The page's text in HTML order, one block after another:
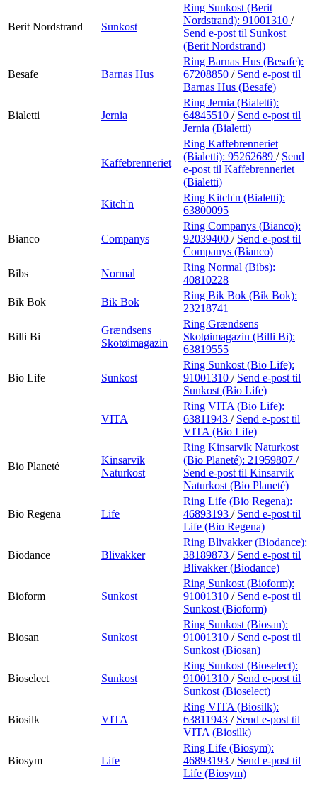
Berit Nordstrand Sunkost
Ring Sunkost (Berit
Nordstrand): 91001310 /
Send e-post til Sunkost
(Berit Nordstrand)
Besafe Barnas Hus
Ring Barnas Hus (Besafe):
67208850 / Send e-post til
Barnas Hus (Besafe)
Bialetti Jernia
Ring Jernia (Bialetti):
64845510 / Send e-post til
Jernia (Bialetti)
Kaffebrenneriet
Ring Kaffebrenneriet
(Bialetti): 95262689 / Send
e-post til Kaffebrenneriet
(Bialetti)
Kitch'n
Ring Kitch'n (Bialetti):
63800095
Bianco Companys
Ring Companys (Bianco):
92039400 / Send e-post til
Companys (Bianco)
Bibs
Normal
Ring Normal (Bibs):
40810228
Bik Bok
Bik Bok
Ring Bik Bok (Bik Bok):
23218741
Billi Bi
Grændsens
Skotøimagazin
Ring Grændsens
Skotøimagazin (Billi Bi):
63819555
Bio Life Sunkost
Ring Sunkost (Bio Life):
91001310 / Send e-post til
Sunkost (Bio Life)
VITA
Ring VITA (Bio Life):
63811943 / Send e-post til
VITA (Bio Life)
Bio Planeté
Kinsarvik
Naturkost
Ring Kinsarvik Naturkost
(Bio Planeté): 21959807 /
Send e-post til Kinsarvik
Naturkost (Bio Planeté)
Bio Regena Life
Ring Life (Bio Regena):
46893193 / Send e-post til
Life (Bio Regena)
Biodance Blivakker
Ring Blivakker (Biodance):
38189873 / Send e-post til
Blivakker (Biodance)
Bioform Sunkost
Ring Sunkost (Bioform):
91001310 / Send e-post til
Sunkost (Bioform)
Biosan Sunkost
Ring Sunkost (Biosan):
91001310 / Send e-post til
Sunkost (Biosan)
Bioselect Sunkost
Ring Sunkost (Bioselect):
91001310 / Send e-post til
Sunkost (Bioselect)
Biosilk VITA
Ring VITA (Biosilk):
63811943 / Send e-post til
VITA (Biosilk)
Biosym Life
Ring Life (Biosym):
46893193 / Send e-post til
Life (Biosym)